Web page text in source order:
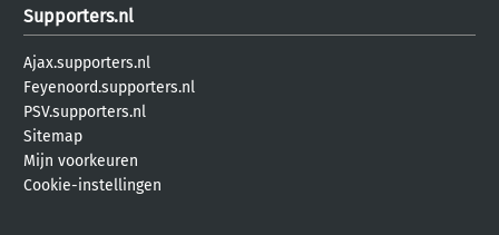
Supporters.nl
Ajax.supporters.nl
Feyenoord.supporters.nl
PSV.supporters.nl
Sitemap
Mijn voorkeuren
Cookie-instellingen